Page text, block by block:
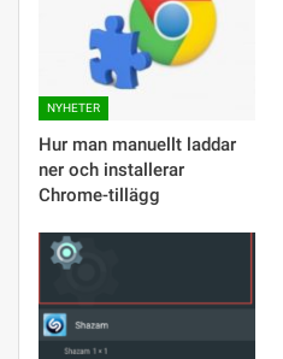
NYHETER
Hur man manuellt laddar
ner och installerar
Chrome-tillägg